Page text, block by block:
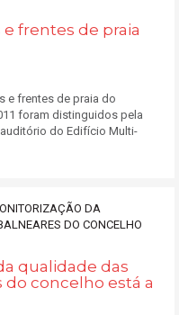
frentes de praia
e frentes de praia do
foram distinguidos pela
do Edifício Multi-
qualidade das
do concelho está a